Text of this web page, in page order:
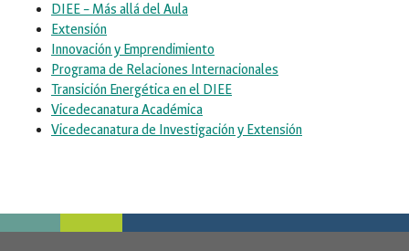
DIEE – Más allá del Aula
Extensión
Innovación y Emprendimiento
Programa de Relaciones Internacionales
Transición Energética en el DIEE
Vicedecanatura Académica
Vicedecanatura de Investigación y Extensión